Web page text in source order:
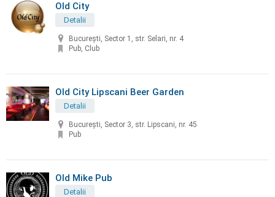
Old City
Detalii
București, Sector 1, str. Selari, nr. 4
Pub, Club
Old City Lipscani Beer Garden
Detalii
Bucureşti, Sector 3, str. Lipscani, nr. 45
Pub
Old Mike Pub
Detalii